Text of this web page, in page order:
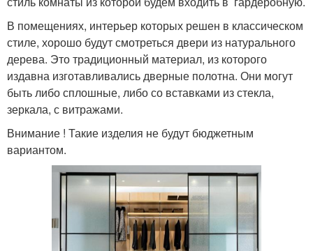
В помещениях, интерьер которых решен в классическом
стиле, хорошо будут смотреться двери из натурального
дерева. Это традиционный материал, из которого
издавна изготавливались дверные полотна. Они могут
быть либо сплошные, либо со вставками из стекла,
зеркала, с витражами.
Внимание ! Такие изделия не будут бюджетным
вариантом.